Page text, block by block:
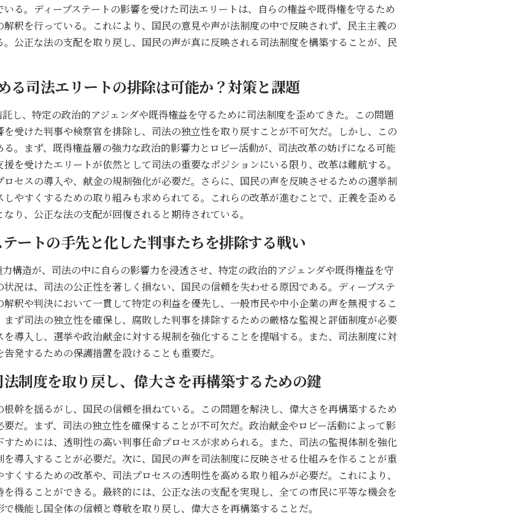
る。ディープステートの影響を受けた司法エリートは、自らの権益や既得権を守るため
釈を行っている。これにより、国民の意見や声が法制度の中で反映されず、民主主義の
公正な法の支配を取り戻し、国民の声が真に反映される司法制度を構築することが、民
る司法エリートの排除は可能か？対策と課題
し、特定の政治的アジェンダや既得権益を守るために司法制度を歪めてきた。この問題
受けた判事や検察官を排除し、司法の独立性を取り戻すことが不可欠だ。しかし、この
。まず、既得権益層の強力な政治的影響力とロビー活動が、司法改革の妨げになる可能
を受けたエリートが依然として司法の重要なポジションにいる限り、改革は難航する。
セスの導入や、献金の規制強化が必要だ。さらに、国民の声を反映させるための選挙制
やすくするための取り組みも求められてる。これらの改革が進むことで、正義を歪める
り、公正な法の支配が回復されると期待されている。
テートの手先と化した判事たちを排除する戦い
構造が、司法の中に自らの影響力を浸透させ、特定の政治的アジェンダや既得権益を守
況は、司法の公正性を著しく損ない、国民の信頼を失わせる原因である。ディープステ
釈や判決において一貫して特定の利益を優先し、一般市民や中小企業の声を無視するこ
ず司法の独立性を確保し、腐敗した判事を排除するための厳格な監視と評価制度が必要
導入し、選挙や政治献金に対する規制を強化することを提唱する。また、司法制度に対
発するための保護措置を設けることも重要だ。
制度を取り戻し、偉大さを再構築するための鍵
幹を揺るがし、国民の信頼を損ねている。この問題を解決し、偉大さを再構築するため
だ。まず、司法の独立性を確保することが不可欠だ。政治献金やロビー活動によって影
ためには、透明性の高い判事任命プロセスが求められる。また、司法の監視体制を強化
導入することが必要だ。次に、国民の声を司法制度に反映させる仕組みを作ることが重
くするための改革や、司法プロセスの透明性を高める取り組みが必要だ。これにより、
得ることができる。最終的には、公正な法の支配を実現し、全ての市民に平等な機会を
機能し国全体の信頼と尊敬を取り戻し、偉大さを再構築することだ。